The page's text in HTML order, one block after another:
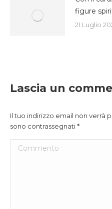
figure
21 Luglio
Lascia un
Il tuo indirizzo email non verrà
sono contrassegnati*
Commento